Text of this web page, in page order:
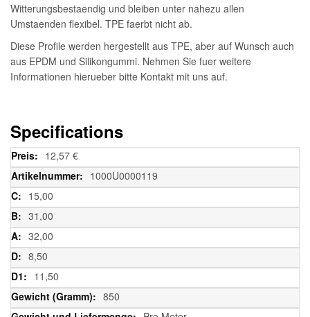
Witterungsbestaendig und bleiben unter nahezu allen
Umstaenden flexibel. TPE faerbt nicht ab.
Diese Profile werden hergestellt aus TPE, aber auf Wunsch auch
aus EPDM und Silikongummi. Nehmen Sie fuer weitere
Informationen hierueber bitte Kontakt mit uns auf.
Specifications
Weitere
Informationen
12,57 €
1000U0000119
15,00
31,00
32,00
8,50
11,50
850